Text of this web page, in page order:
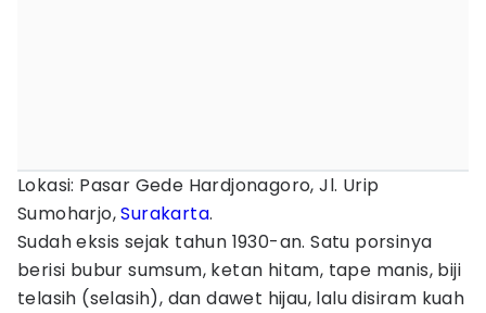
Lokasi: Pasar Gede Hardjonagoro, Jl. Urip
Sumoharjo,Surakarta.
Sudah eksis sejak tahun 1930-an. Satu porsinya
berisi bubur sumsum, ketan hitam, tape manis, biji
telasih (selasih), dan dawet hijau, lalu disiram kuah